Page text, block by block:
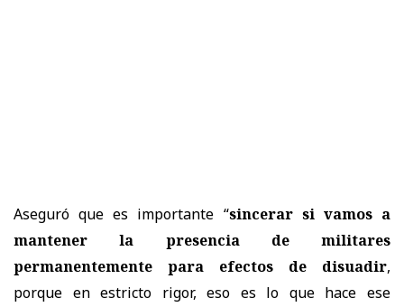
Aseguró que es importante “sincerar si vamos a
mantener la presencia de militares
permanentemente para efectos de disuadir,
porque en estricto rigor, eso es lo que hace ese